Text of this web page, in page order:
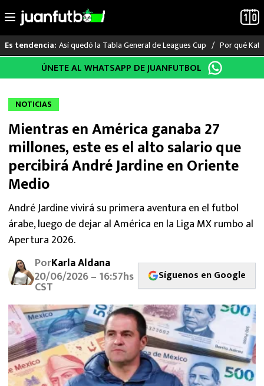
al
Es tendencia: Así quedó la Tabla General de Leagues Cup Por qué
LO ÚLTIMO
LIGA MX
RAYADOS
PUMAS
ATLANTE
SELECCIÓN MEXICANA
FUTBOL INTERNACIONAL
MEXICANOS EN EL EXTRANJERO
FUTBOL ESTUFA
FÓRMULA 1
BOXEO
ÚNETE AL WHATSAPP DE JUANFUTBOL
NOTICIAS
Mientras en América ganaba 27
millones, este es el alto salario que
percibirá André Jardine en Oriente
Medio
André Jardine vivirá su primera aventura en el futbol
árabe, luego de dejar al América en la Liga MX rumbo al
Apertura 2026.
PorKarla Aldana
20/06/2026 – 16:57hs
CST
Síguenos en Google